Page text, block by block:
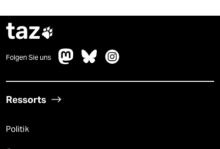
taz
Folgen Sie uns
Ressorts
Politik